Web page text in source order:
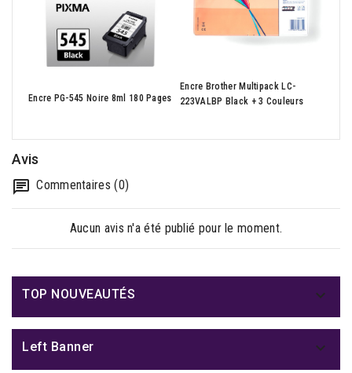
Encre PG-545 Noire 8ml 180 Pages
Encre Brother Multipack LC-
223VALBP Black + 3 Couleurs
Avis
Commentaires (0)
Aucun avis n'a été publié pour le moment.
TOP NOUVEAUTÉS 
Left Banner 